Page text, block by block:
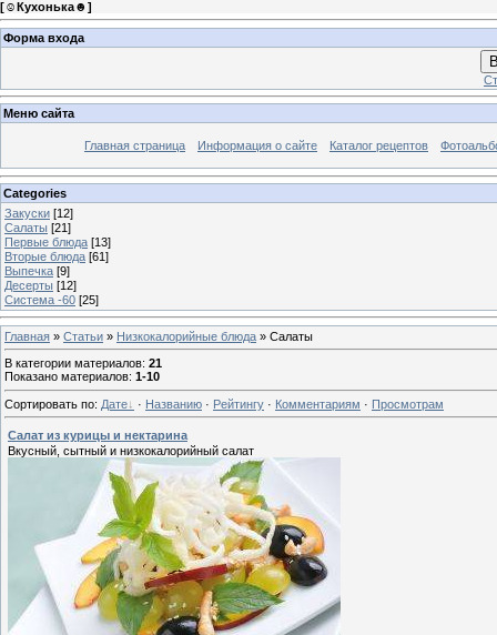
[☺Кухонька☻ ]
Форма входа
Меню сайта
Главная страница Информация о сайте Каталог рецептов
Categories
Закуски [12]
Салаты [21]
Первые блюда [13]
Вторые блюда [61]
Выпечка [9]
Десерты [12]
Система -60 [25]
Главная » Статьи » Низкокалорийные блюда » Салаты
В категории материалов: 21
Показано материалов: 1-10
Сортировать по: Дате · Названию · Рейтингу · Комментариям · Просмотрам
Салат из курицы и нектарина
Вкусный, сытный и низкокалорийный салат